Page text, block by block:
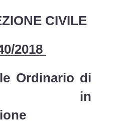
CIVILE
2018
Ordinario di
in